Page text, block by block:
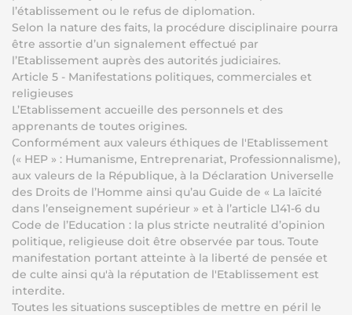
l’établissement ou le refus de diplomation.
Selon la nature des faits, la procédure disciplinaire pourra
être assortie d’un signalement effectué par
l’Etablissement auprès des autorités judiciaires.
Article 5 - Manifestations politiques, commerciales et
religieuses
L’Etablissement accueille des personnels et des
apprenants de toutes origines.
Conformément aux valeurs éthiques de l'Etablissement
(« HEP » : Humanisme, Entreprenariat, Professionnalisme),
aux valeurs de la République, à la Déclaration Universelle
des Droits de l’Homme ainsi qu’au Guide de « La laïcité
dans l’enseignement supérieur » et à l’article L141-6 du
Code de l’Education : la plus stricte neutralité d’opinion
politique, religieuse doit être observée par tous. Toute
manifestation portant atteinte à la liberté de pensée et
de culte ainsi qu'à la réputation de l'Etablissement est
interdite.
Toutes les situations susceptibles de mettre en péril le